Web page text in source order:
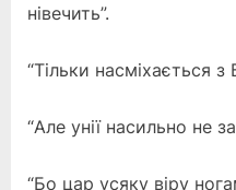
нівечить”.
“Тільки насміхається з
“Але унії насильно не
“Бо цар усяку віру